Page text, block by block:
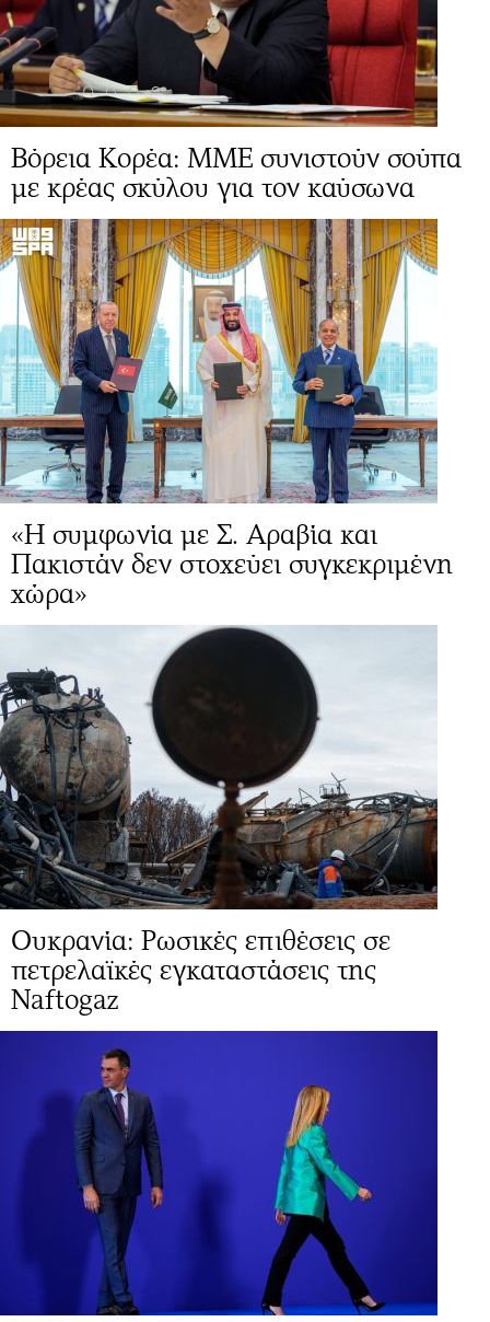
Βόρεια Κορέα: ΜΜΕ συνιστούν σούπα
με κρέας σκύλου για τον καύσωνα
«Η συμφωνία με Σ. Αραβία και
Πακιστάν δεν στοχεύει συγκεκριμένη
χώρα»
Ουκρανία: Ρωσικές επιθέσεις σε
πετρελαϊκές εγκαταστάσεις της
Naftogaz